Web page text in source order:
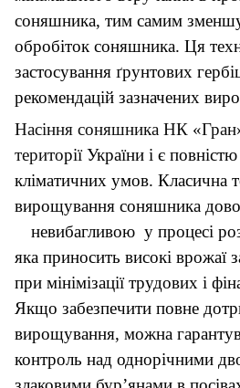
соняшника, тим самим
обробіток соняшника. Ця
застосування ґрунтових
рекомендацій зазначених
Насіння соняшника НК
території України і є
кліматичних умов. Класична
вирощування соняшника
невибагливою у процесі
яка приносить високі врожаї
при мінімізації трудових і
Якщо забезпечити повне
вирощування, можна
контроль над однорічними